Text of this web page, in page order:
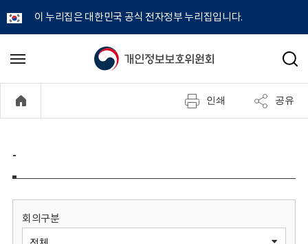
이 누리집은 대한민국 공식 전자정부 누리집입니다.
개
정
보
메
기
검
인쇄 공유
-
회의구분